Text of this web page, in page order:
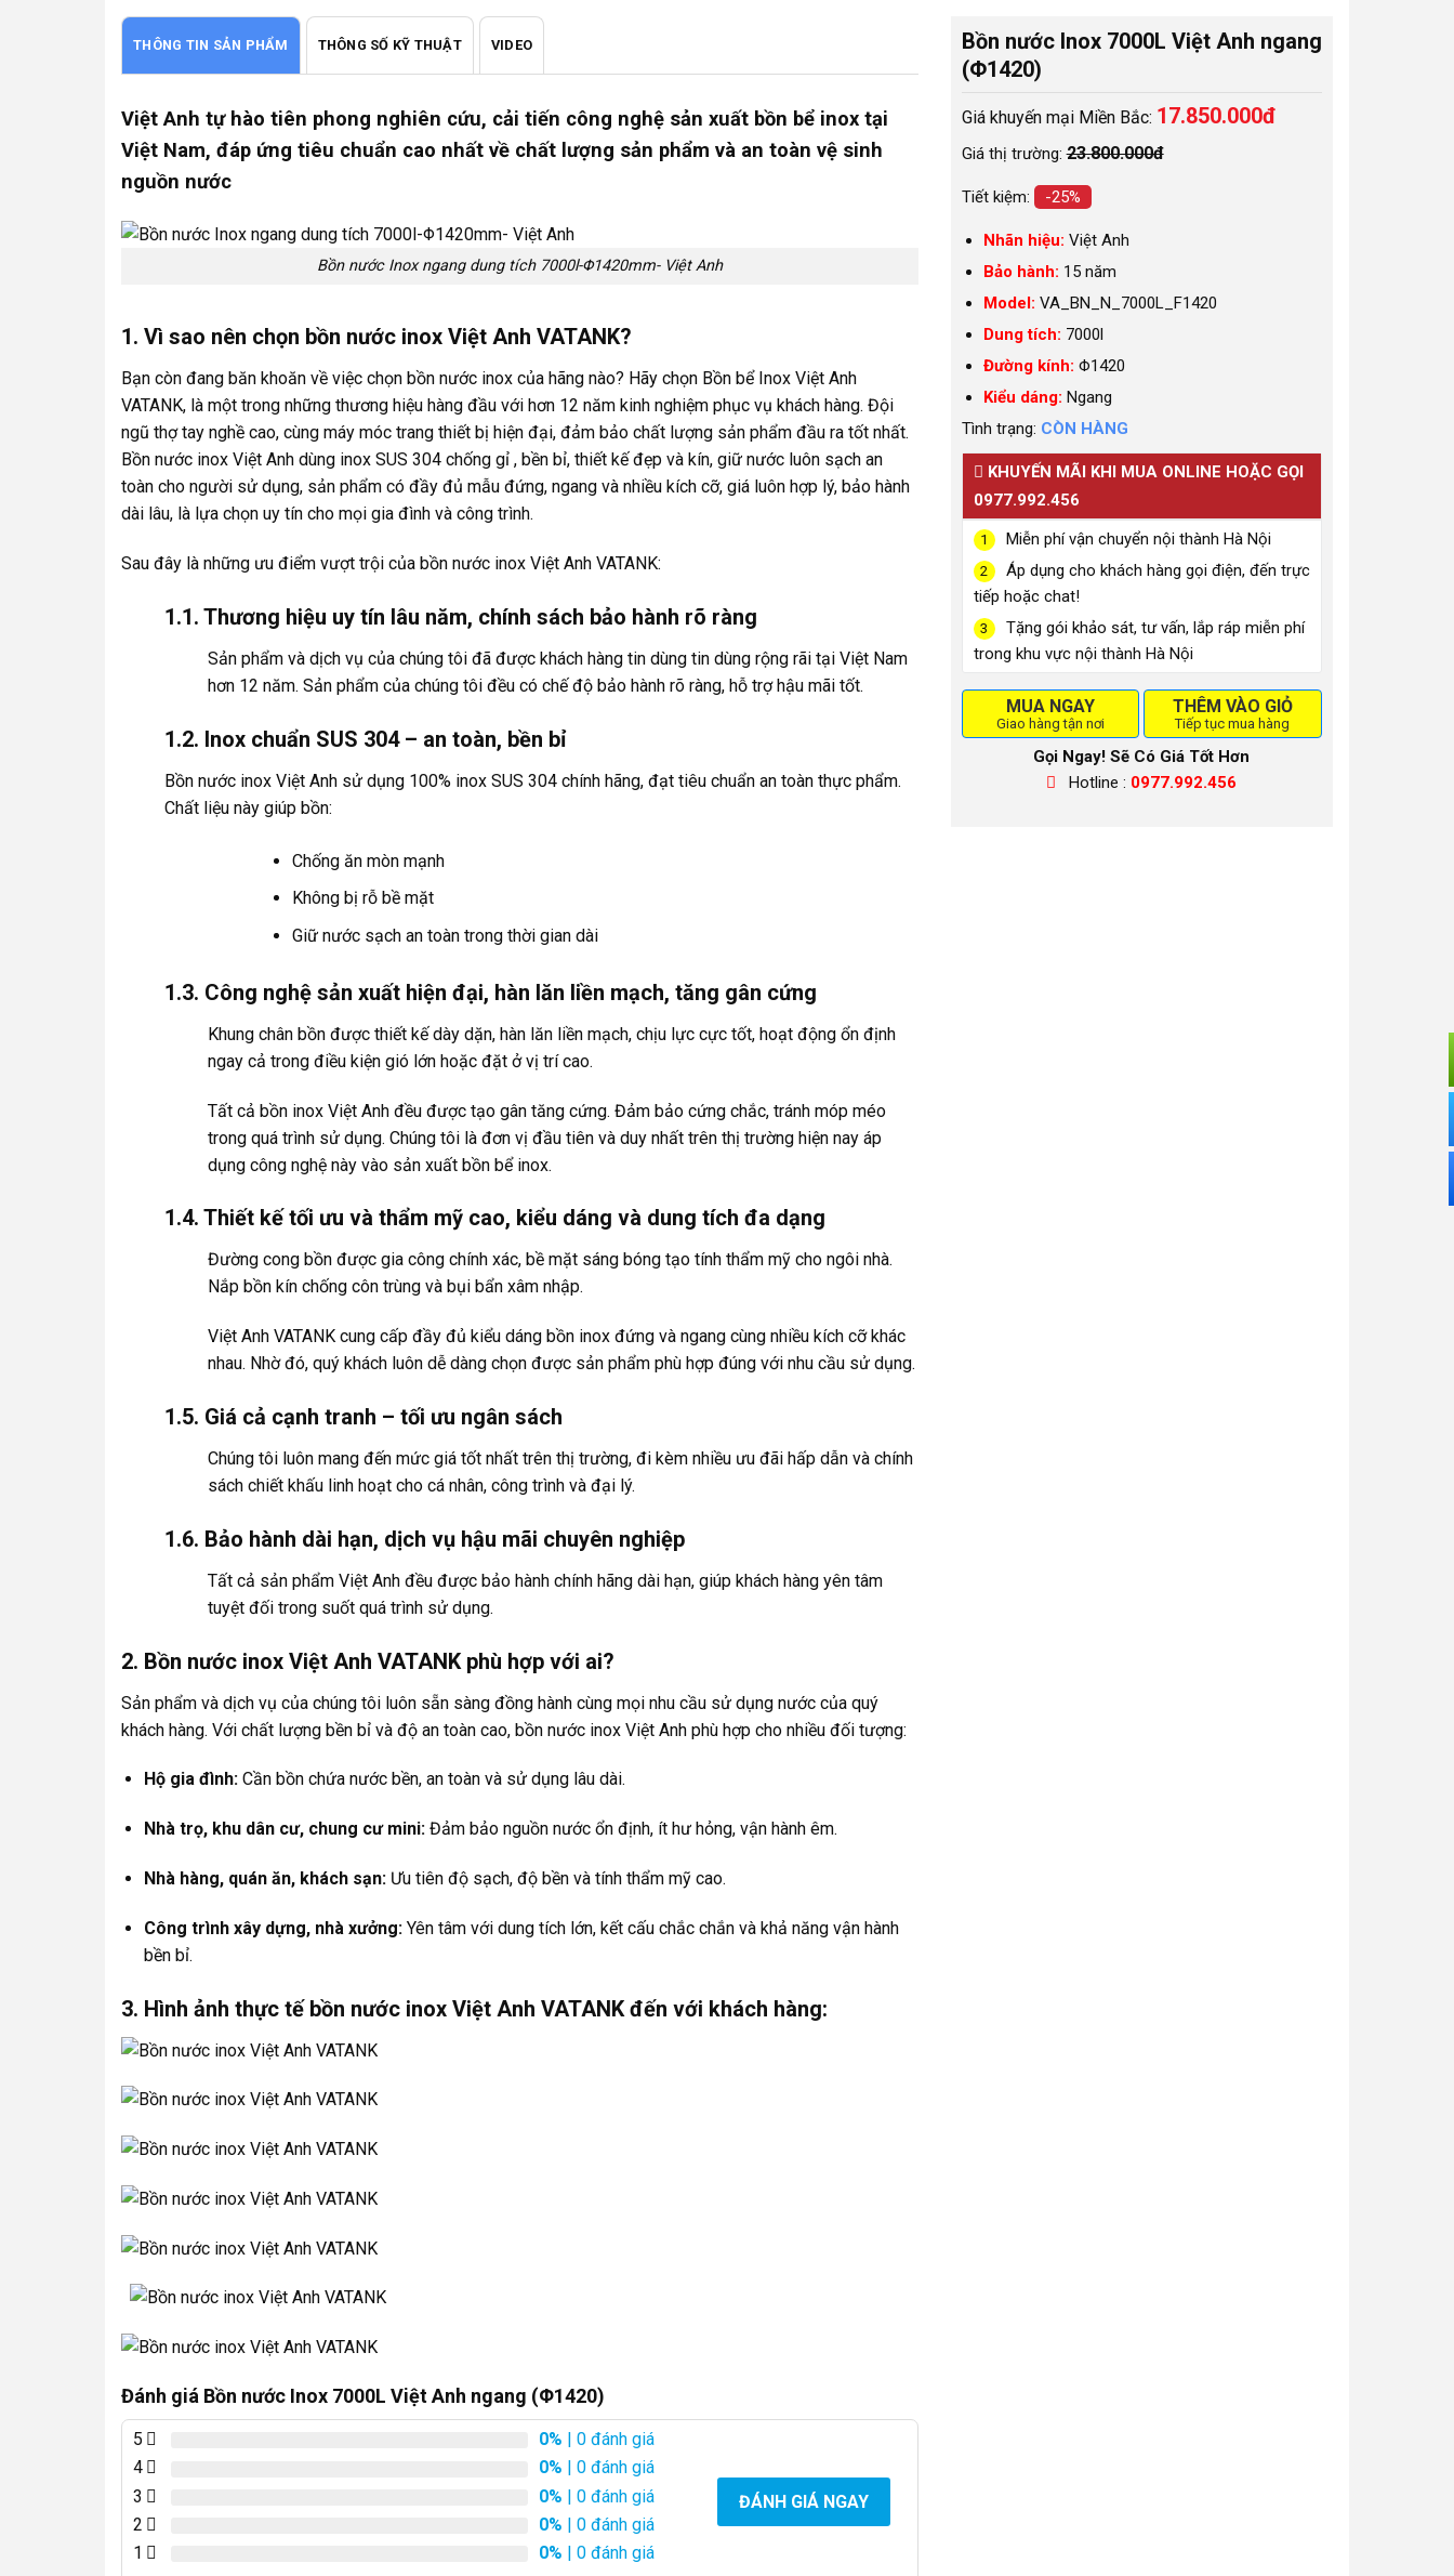
Kích thước tùy chỉnh có sẵn theo yêu cầu
Khả năng chống nứt, nhiệt độ và ăn mòn cao
Được sản xuất tuân thủ các tiêu chuẩn đã được
thiết lập
THÔNG TIN SẢN PHẨM THÔNG SỐ KỸ THUẬT VIDEO
Việt Anh tự hào tiên phong nghiên cứu, cải tiến công nghệ sản xuất bồn bể inox tại
Việt Nam, đáp ứng tiêu chuẩn cao nhất về chất lượng sản phẩm và an toàn vệ sinh
nguồn nước
Bồn nước Inox ngang dung tích 7000l-Φ1420mm- Việt Anh
1. Vì sao nên chọn bồn nước inox Việt Anh VATANK?
Bạn còn đang băn khoăn về việc chọn bồn nước inox của hãng nào? Hãy chọn Bồn bể Inox Việt Anh
VATANK, là một trong những thương hiệu hàng đầu với hơn 12 năm kinh nghiệm phục vụ khách hàng. Đội
ngũ thợ tay nghề cao, cùng máy móc trang thiết bị hiện đại, đảm bảo chất lượng sản phẩm đầu ra tốt nhất.
Bồn nước inox Việt Anh dùng inox SUS 304 chống gỉ , bền bỉ, thiết kế đẹp và kín, giữ nước luôn sạch an
toàn cho người sử dụng, sản phẩm có đầy đủ mẫu đứng, ngang và nhiều kích cỡ, giá luôn hợp lý, bảo hành
dài lâu, là lựa chọn uy tín cho mọi gia đình và công trình.
Sau đây là những ưu điểm vượt trội của bồn nước inox Việt Anh VATANK:
1.1. Thương hiệu uy tín lâu năm, chính sách bảo hành rõ ràng
Sản phẩm và dịch vụ của chúng tôi đã được khách hàng tin dùng tin dùng rộng rãi tại Việt Nam
hơn 12 năm. Sản phẩm của chúng tôi đều có chế độ bảo hành rõ ràng, hỗ trợ hậu mãi tốt.
1.2. Inox chuẩn SUS 304 – an toàn, bền bỉ
Bồn nước inox Việt Anh sử dụng 100% inox SUS 304 chính hãng, đạt tiêu chuẩn an toàn thực phẩm.
Chất liệu này giúp bồn:
Chống ăn mòn mạnh
Không bị rỗ bề mặt
Giữ nước sạch an toàn trong thời gian dài
1.3. Công nghệ sản xuất hiện đại, hàn lăn liền mạch, tăng gân cứng
Khung chân bồn được thiết kế dày dặn, hàn lăn liền mạch, chịu lực cực tốt, hoạt động ổn định
ngay cả trong điều kiện gió lớn hoặc đặt ở vị trí cao.
Tất cả bồn inox Việt Anh đều được tạo gân tăng cứng. Đảm bảo cứng chắc, tránh móp méo
trong quá trình sử dụng. Chúng tôi là đơn vị đầu tiên và duy nhất trên thị trường hiện nay áp
dụng công nghệ này vào sản xuất bồn bể inox.
1.4. Thiết kế tối ưu và thẩm mỹ cao, kiểu dáng và dung tích đa dạng
Đường cong bồn được gia công chính xác, bề mặt sáng bóng tạo tính thẩm mỹ cho ngôi nhà.
Nắp bồn kín chống côn trùng và bụi bẩn xâm nhập.
Việt Anh VATANK cung cấp đầy đủ kiểu dáng bồn inox đứng và ngang cùng nhiều kích cỡ khác
nhau. Nhờ đó, quý khách luôn dễ dàng chọn được sản phẩm phù hợp đúng với nhu cầu sử dụng.
1.5. Giá cả cạnh tranh – tối ưu ngân sách
Chúng tôi luôn mang đến mức giá tốt nhất trên thị trường, đi kèm nhiều ưu đãi hấp dẫn và chính
sách chiết khấu linh hoạt cho cá nhân, công trình và đại lý.
1.6. Bảo hành dài hạn, dịch vụ hậu mãi chuyên nghiệp
Tất cả sản phẩm Việt Anh đều được bảo hành chính hãng dài hạn, giúp khách hàng yên tâm
tuyệt đối trong suốt quá trình sử dụng.
2. Bồn nước inox Việt Anh VATANK phù hợp với ai?
Sản phẩm và dịch vụ của chúng tôi luôn sẵn sàng đồng hành cùng mọi nhu cầu sử dụng nước của quý
khách hàng. Với chất lượng bền bỉ và độ an toàn cao, bồn nước inox Việt Anh phù hợp cho nhiều đối tượng:
Hộ gia đình:Cần bồn chứa nước bền, an toàn và sử dụng lâu dài.
Nhà trọ, khu dân cư, chung cư mini:Đảm bảo nguồn nước ổn định, ít hư hỏng, vận hành êm.
Nhà hàng, quán ăn, khách sạn:Ưu tiên độ sạch, độ bền và tính thẩm mỹ cao.
Công trình xây dựng, nhà xưởng:Yên tâm với dung tích lớn, kết cấu chắc chắn và khả năng vận hành
bền bỉ.
3. Hình ảnh thực tế bồn nước inox Việt Anh VATANK đến với khách hàng:
Đánh giá Bồn nước Inox 7000L Việt Anh ngang (Φ1420)
5 0% | 0 đánh giá
4
0% | 0 đánh giá
3
0% | 0 đánh giá
2
0% | 0 đánh giá
1
0% | 0 đánh giá
ĐÁNH GIÁ NGAY
Bồn nước Inox 7000L Việt Anh ngang
(Φ1420)
Giá khuyến mại Miền Bắc: 17.850.000đ
Giá thị trường:23.800.000đ
Tiết kiệm: -25%
Nhãn hiệu:Việt Anh
Bảo hành: 15 năm
Model:VA_BN_N_7000L_F1420
Dung tích: 7000l
Đường kính:Φ1420
Kiểu dáng:Ngang
Tình trạng: CÒN HÀNG
KHUYẾN MÃI KHI MUA ONLINE HOẶC GỌI
0977.992.456
1 Miễn phí vận chuyển nội thành Hà Nội
2
Áp dụng cho khách hàng gọi điện, đến trực
tiếp hoặc chat!
3
Tặng gói khảo sát, tư vấn, lắp ráp miễn phí
trong khu vực nội thành Hà Nội
MUA NGAY
Giao hàng tận nơi
THÊM VÀO GIỎ
Tiếp tục mua hàng
Gọi Ngay! Sẽ Có Giá Tốt Hơn
Hotline : 0977.992.456